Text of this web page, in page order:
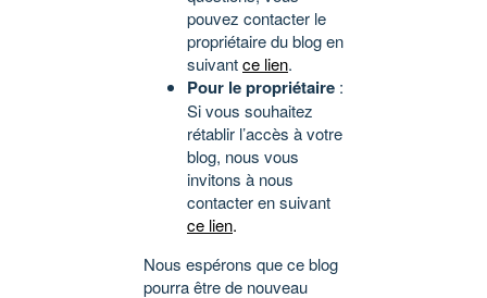
pouvez contacter le
propriétaire du blog en
suivantce lien.
Pour le propriétaire :
Si vous souhaitez
rétablir l’accès à votre
blog, nous vous
invitons à nous
contacter en suivant
ce lien.
Nous espérons que ce blog
pourra être de nouveau